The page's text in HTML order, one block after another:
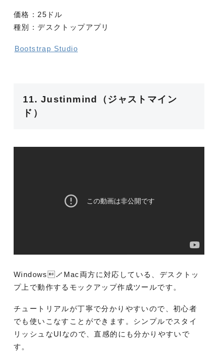
価格：25ドル
種別：デスクトップアプリ
Bootstrap Studio
11. Justinmind（ジャストマイン
ド）
Windows／Mac両方に対応している、デスクトッ
プ上で動作するモックアップ作成ツールです。
チュートリアルが丁寧で分かりやすいので、初心者
でも使いこなすことができます。シンプルでスタイ
リッシュなUIなので、直感的にも分かりやすいで
す。